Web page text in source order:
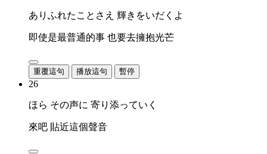
ありふれたことさえ 輝きをいだくよ
即使是最普通的事 也要去擁抱光芒
重覆這句 播放這句 暫停
26
ほら その声に 寄り添っていく
來吧 貼近這個聲音